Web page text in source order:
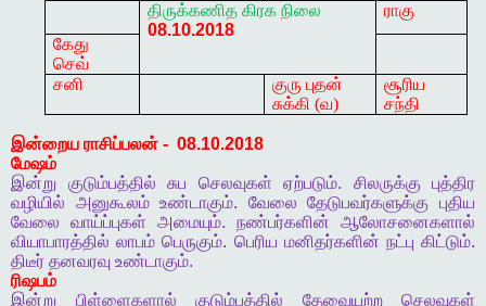
திருக்கணித கிரக நிலை
08.10.2018
ராகு
கேது
செவ்
சனி
குரு புதன்
சுக்கி (வ)
சூரிய
சந்தி
இன்றைய ராசிப்பலன் - 08.10.2018
மேஷம்
இன்று
குடும்பத்தில் சுப செலவுகள் ஏற்படும். சிலருக்கு
புத்திர
வழியில்
அனுகூலம் உண்டாகும். வேலை தேடுபவர்களுக்கு
புதிய
வேலை
வாய்ப்புகள் அமையும். நண்பர்களின்
ஆலோசனைகளால்
வியாபாரத்தில் லாபம் பெருகும். பெரிய மனிதர்களின் நட்பு கிட்டும்.
திடீர் தனவரவு உண்டாகும்.
ரிஷபம்
இன்று
பிள்ளைகளால் குடும்பத்தில் தேவையற்ற
செலவுகள்